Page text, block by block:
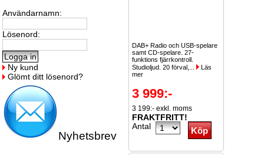
Användarnamn:
Lösenord:
Ny kund
Glömt ditt lösenord?
Nyhetsbrev
DAB+ Radio och USB-spelare
samt CD-spelare. 27-
funktions fjärrkontroll.
Studioljud. 20 förval,...
Läs
mer
3 999:-
3 199:- exkl. moms
FRAKTFRITT!
Antal